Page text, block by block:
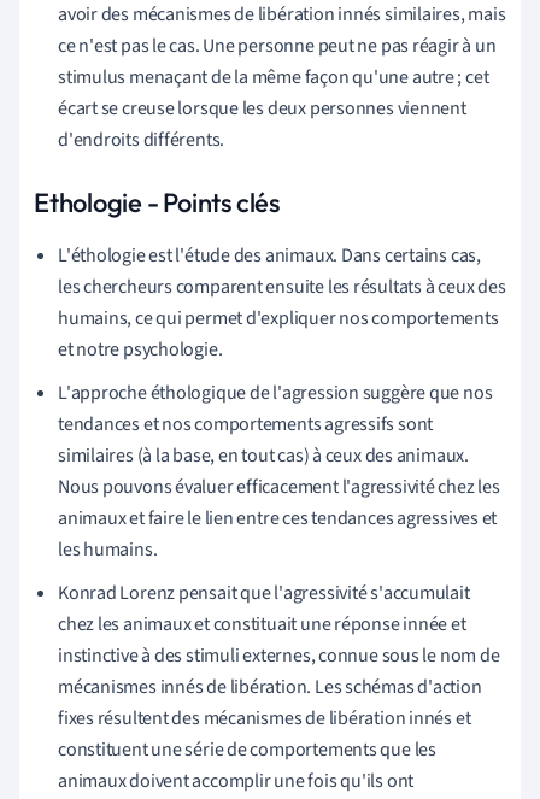
avoir des mécanismes de libération innés similaires, mais
ce n'est pas le cas. Une personne peut ne pas réagir à un
stimulus menaçant de la même façon qu'une autre ; cet
écart se creuse lorsque les deux personnes viennent
d'endroits différents.
Ethologie - Points clés
L'éthologie est l'étude des animaux. Dans certains cas,
les chercheurs comparent ensuite les résultats à ceux des
humains, ce qui permet d'expliquer nos comportements
et notre psychologie.
L'approche éthologique de l'agression suggère que nos
tendances et nos comportements agressifs sont
similaires (à la base, en tout cas) à ceux des animaux.
Nous pouvons évaluer efficacement l'agressivité chez les
animaux et faire le lien entre ces tendances agressives et
les humains.
Konrad Lorenz pensait que l'agressivité s'accumulait
chez les animaux et constituait une réponse innée et
instinctive à des stimuli externes, connue sous le nom de
mécanismes innés de libération. Les schémas d'action
fixes résultent des mécanismes de libération innés et
constituent une série de comportements que les
animaux doivent accomplir une fois qu'ils ont